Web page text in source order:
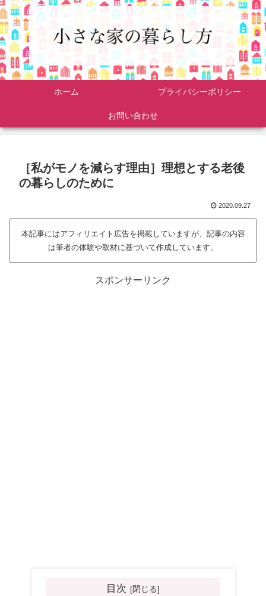
ホーム プライバシーポリシー
お問い合わせ
［私がモノを減らす理由］理想とする老後
の暮らしのために
2020.09.27
本記事にはアフィリエイト広告を掲載していますが、記事の内容
は筆者の体験や取材に基づいて作成しています。
スポンサーリンク
目次